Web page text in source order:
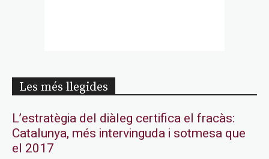
Les més llegides
L’estratègia del diàleg certifica el fracàs:
Catalunya, més intervinguda i sotmesa que
el 2017